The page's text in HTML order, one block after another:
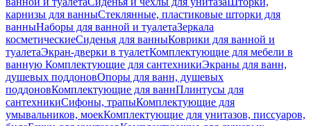
карнизы для ванныСтеклянные, пластиковые шторки для
ванныНаборы для ванной и туалетаЗеркала
косметическиеСиденья для ванныКоврики для ванной и
туалетаЭкран-дверки в туалетКомплектующие для мебели в
ванную Комплектующие для сантехникиЭкраны для ванн,
душевых поддоновОпоры для ванн, душевых
поддоновКомплектующие для ваннПлинтусы для
сантехникиСифоны, трапыКомплектующие для
умывальников, моекКомплектующие для унитазов, писсуаров,